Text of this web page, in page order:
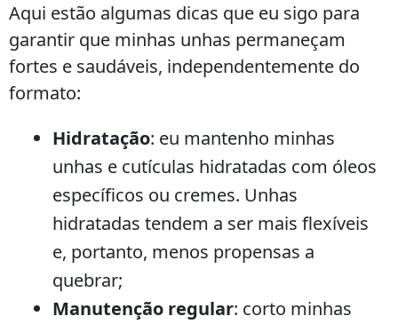
Aqui estão algumas dicas que eu sigo para
garantir que minhas unhas permaneçam
fortes e saudáveis, independentemente do
formato:
Hidratação: eu mantenho minhas
unhas e cutículas hidratadas com óleos
específicos ou cremes. Unhas
hidratadas tendem a ser mais flexíveis
e, portanto, menos propensas a
quebrar;
Manutenção regular: corto minhas